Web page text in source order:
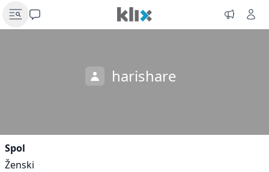
harishare
Spol
Ženski